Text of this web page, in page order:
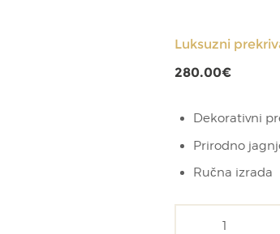
Luksuzni
280.00€
Dekorativni
Prirodno
Ručna izrada